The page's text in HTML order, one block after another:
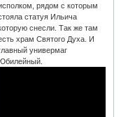
рядом с которым
статуя Ильича
снесли. Так же там
храм Святого Духа. И
универмаг